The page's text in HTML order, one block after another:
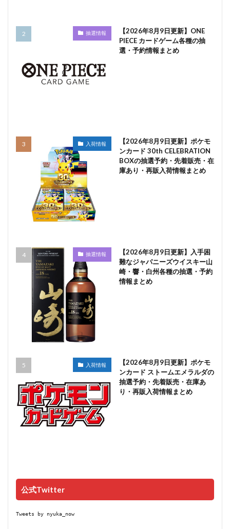
抽選情報
【2026年8月9日更新】ONE
PIECE カードゲーム各種の抽
選・予約情報まとめ
入荷情報
【2026年8月9日更新】ポケモ
ンカード 30th CELEBRATION
BOXの抽選予約・先着販売・在
庫あり・再販入荷情報まとめ
抽選情報
【2026年8月9日更新】入手困
難なジャパニーズウイスキー山
崎・響・白州各種の抽選・予約
情報まとめ
入荷情報
【2026年8月9日更新】ポケモ
ンカード ストームエメラルダの
抽選予約・先着販売・在庫あ
り・再販入荷情報まとめ
公式Twitter
Tweets by nyuka_now